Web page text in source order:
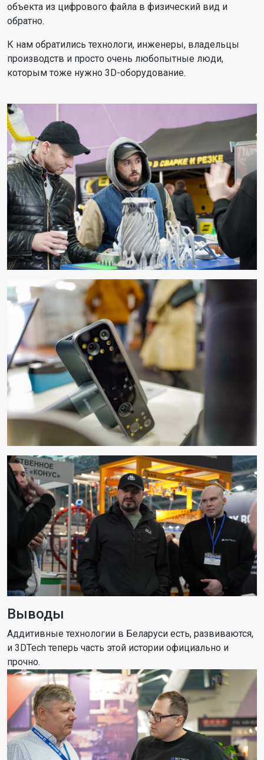
объекта из цифрового файла в физический вид и
обратно.
К нам обратились технологи, инженеры, владельцы
производств и просто очень любопытные люди,
которым тоже нужно 3D-оборудование.
Выводы
Аддитивные технологии в Беларуси есть, развиваются,
и 3DTech теперь часть этой истории официально и
прочно.